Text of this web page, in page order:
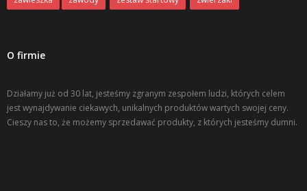
- Maszyny do produkcji przypinek
- Breloki adloop
O firmie
Działamy już od 30 lat, jesteśmy zgranym zespołem ludzi, których celem
jest wynajdywanie ciekawych, unikalnych produktów wartych swojej ceny.
Cieszy nas to, że możemy sprzedawać produkty, z których jesteśmy dumni.